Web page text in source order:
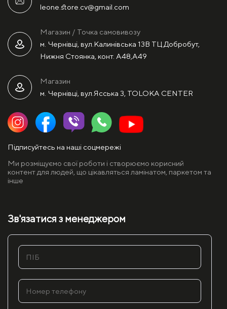
leone.store.cv@gmail.com
Магазин / Точка самовивозу
м. Чернівці, вул.Калинівська 13В ТЦ Добробут,
Нижня Стоянка, конт. А48,А49
Магазин
м. Чернівці, вул.Ясська 3, TOLOKA CENTER
Підписуйтесь на наші соцмережі
Ми розміщуємо свої роботи і створюємо корисний
контент для людей, що цікавляться ламінатом, паркетом та
інше
Зв'язатися з менеджером